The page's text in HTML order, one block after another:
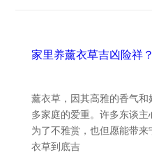
家里养薰衣草吉凶险祥
薰衣草，因其高雅的香气
多家庭的爱重。许多东谈
为了不雅赏，也但愿能带
衣草到底吉